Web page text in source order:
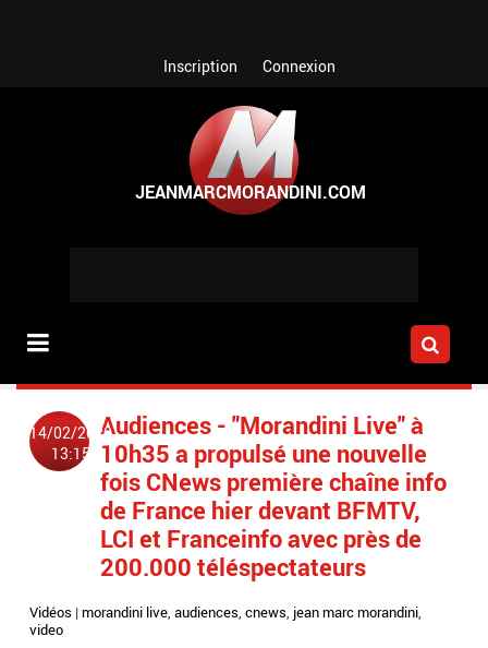
Inscription Connexion
14/02/2020
13:15
Audiences - "Morandini Live" à
10h35 a propulsé une nouvelle
fois CNews première chaîne info
de France hier devant BFMTV,
LCI et Franceinfo avec près de
200.000 téléspectateurs
Vidéos |morandini live,audiences,cnews, jean marc morandini,
video